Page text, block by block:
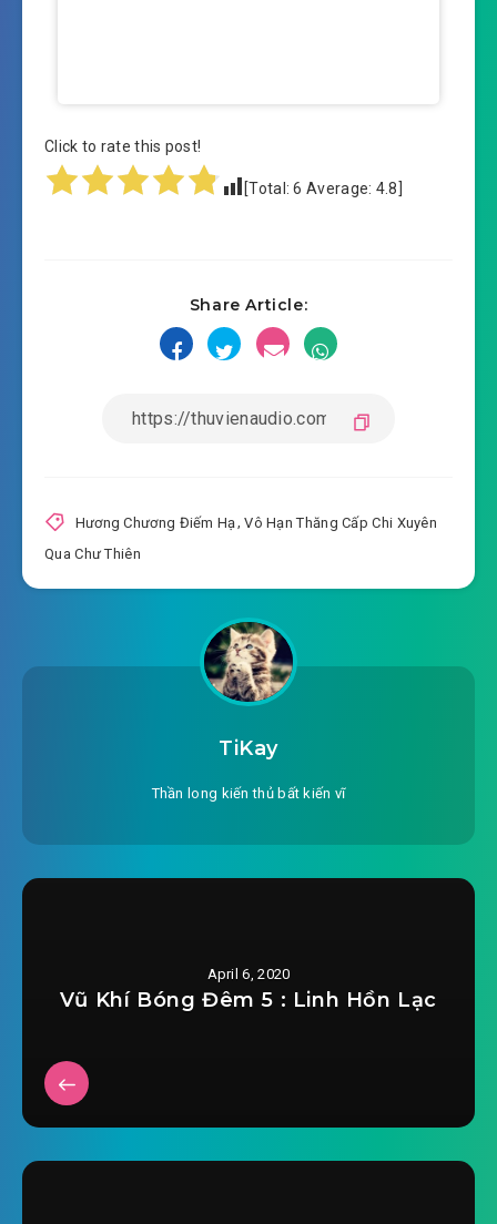
Click to rate this post!
[Total:6 Average: 4.8
Share Article:
Hương Chương Điếm Hạ,Vô Hạn Thăng Cấp Chi Xuyên
Qua Chư Thiên
TiKay
Thần long kiến thủ bất kiến vĩ
April 6, 2020
Vũ Khí Bóng Đêm 5 : Linh Hồn Lạc